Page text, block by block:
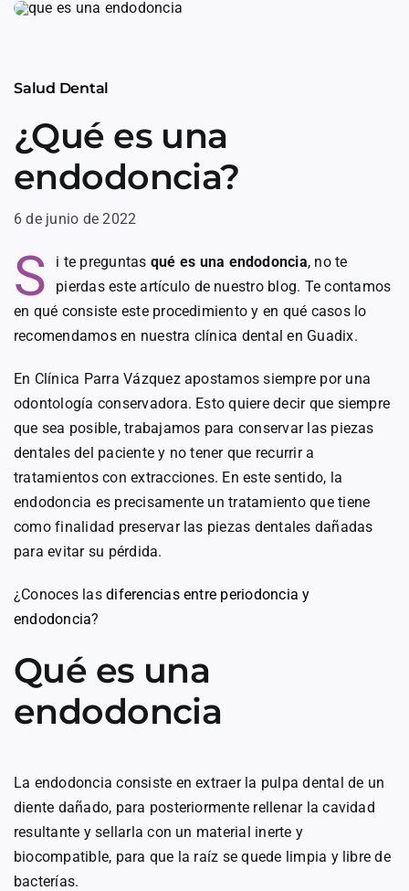
Skip
Salud Dental
¿Qué es una
endodoncia?
6 de junio de 2022
S i te preguntas qué es una endodoncia, no te
pierdas este artículo de nuestro blog. Te contamos
en qué consiste este procedimiento y en qué casos lo
recomendamos en nuestra clínica dental en Guadix.
En Clínica Parra Vázquez apostamos siempre por una
odontología conservadora. Esto quiere decir que siempre
que sea posible, trabajamos para conservar las piezas
dentales del paciente y no tener que recurrir a
tratamientos con extracciones. En este sentido, la
endodoncia es precisamente un tratamiento que tiene
como finalidad preservar las piezas dentales dañadas
para evitar su pérdida.
¿Conoces lasdiferencias entre periodoncia y
endodoncia?
Qué es una
endodoncia
La endodoncia consiste en extraer la pulpa dental de un
diente dañado, para posteriormente rellenar la cavidad
resultante y sellarla con un material inerte y
biocompatible, para que la raíz se quede limpia y libre de
bacterías.